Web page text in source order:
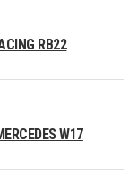
RB22
W17